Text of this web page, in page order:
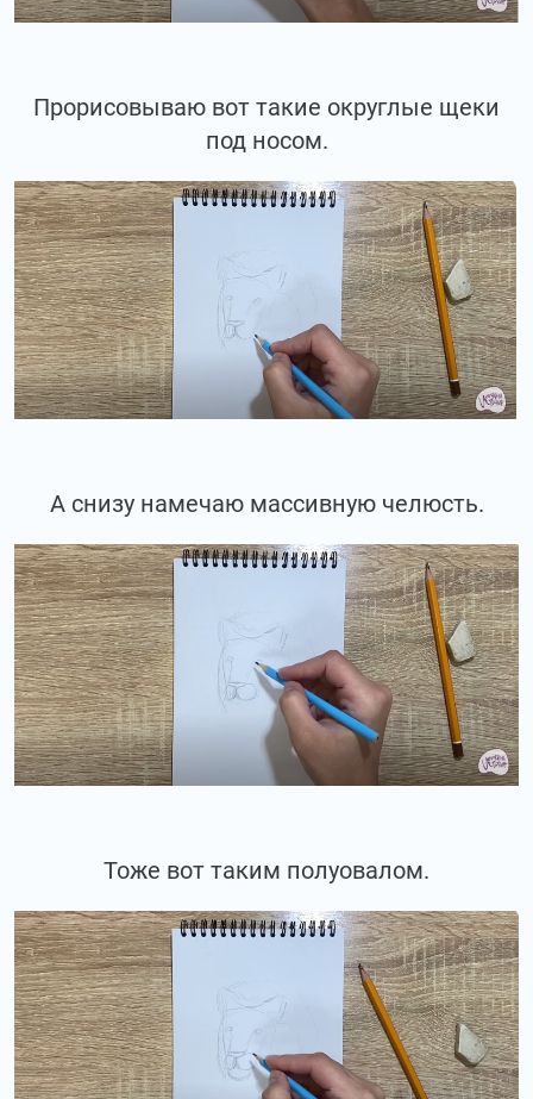
Прорисовываю вот такие округлые щеки
под носом.
А снизу намечаю массивную челюсть.
Тоже вот таким полуовалом.